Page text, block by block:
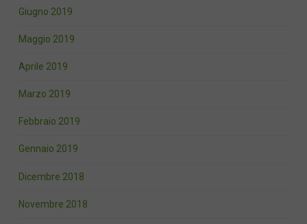
Giugno 2019
Maggio 2019
Aprile 2019
Marzo 2019
Febbraio 2019
Gennaio 2019
Dicembre 2018
Novembre 2018